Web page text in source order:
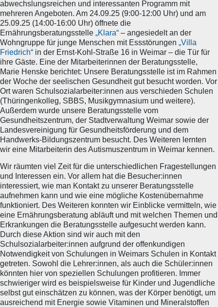
abwechslungsreichen und interessanten Programm mit
mehreren Angeboten. Am 24.09.25 (9:00-12:00 Uhr) und am
25.09.25 (14:00-16:00 Uhr) öffnete die
Ernährungsberatungsstelle „Klara“ – angesiedelt an der
Wohngruppe für junge Menschen mit Essstörungen „Villa
Friedrich“ in der Ernst-Kohl-Straße 16 in Weimar – die Tür für
ihre Gäste. Eine der Mitarbeiterinnen der Beratungsstelle,
Marie Henske berichtet: Unsere Beratungsstelle ist im Rahmen
der Woche der seelischen Gesundheit gut besucht worden. Vor
Ort waren Schulsozialarbeiter:innen aus verschieden Schulen
(Thüringenkolleg, SBBS, Musikgymnasium und weitere).
Außerdem wurde unsere Beratungsstelle vom
Gesundheitszentrum, der Stadtverwaltung Weimar sowie der
Landesvereinigung für Gesundheitsförderung und dem
Handwerks-Bildungszentrum besucht. Des Weiteren lernten
wir eine Mitarbeiterin des Autismuszentrum in Weimar kennen.
Wir räumten viel Zeit für die unterschiedlichen Fragestellungen
und Interessen ein. Vor allem hat die Besucher:innen
interessiert, wie man Kontakt zu unserer Beratungsstelle
aufnehmen kann und wie eine mögliche Kostenübernahme
funktioniert. Des Weiteren konnten wir Einblicke vermitteln, wie
eine Ernährungsberatung abläuft und mit welchen Themen und
Erkrankungen die Beratungsstelle aufgesucht werden kann.
Durch diese Aktion sind wir auch mit den
Schulsozialarbeiter:innen aufgrund der offenkundigen
Notwendigkeit von Schulungen in Weimars Schulen in Kontakt
getreten. Sowohl die Lehrer:innen, als auch die Schüler:innen
könnten hier von speziellen Schulungen profitieren. Immer
schwieriger wird es beispielsweise für Kinder und Jugendliche
selbst gut einschätzen zu können, was der Körper benötigt, um
ausreichend mit Energie sowie Vitaminen und Mineralstoffen